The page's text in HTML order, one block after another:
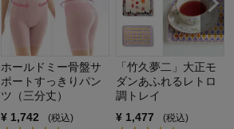
ホールドミー骨盤サ
ポートすっきりパン
ツ（三分丈）
¥ 1,742
(税込)
「竹久夢二」大正モ
ダンあふれるレトロ
調トレイ
¥ 1,477
(税込)